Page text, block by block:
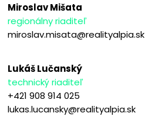
Miroslav Mišata
regionálny riaditeľ
miroslav.misata@realityalpia.sk
Lukáš Lučanský
technický riaditeľ
+421 908 914 025
lukas.lucansky@realityalpia.sk